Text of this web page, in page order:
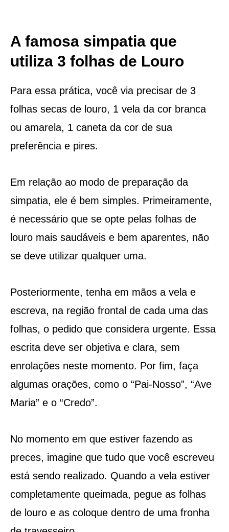
A famosa simpatia que
utiliza 3 folhas de Louro
Para essa prática, você via precisar de 3
folhas secas de louro, 1 vela da cor branca
ou amarela, 1 caneta da cor de sua
preferência e pires.
Em relação ao modo de preparação da
simpatia, ele é bem simples. Primeiramente,
é necessário que se opte pelas folhas de
louro mais saudáveis e bem aparentes, não
se deve utilizar qualquer uma.
Posteriormente, tenha em mãos a vela e
escreva, na região frontal de cada uma das
folhas, o pedido que considera urgente. Essa
escrita deve ser objetiva e clara, sem
enrolações neste momento. Por fim, faça
algumas orações, como o “Pai-Nosso”, “Ave
Maria” e o “Credo”.
No momento em que estiver fazendo as
preces, imagine que tudo que você escreveu
está sendo realizado. Quando a vela estiver
completamente queimada, pegue as folhas
de louro e as coloque dentro de uma fronha